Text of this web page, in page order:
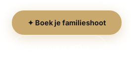
✦ Boek je familieshoot